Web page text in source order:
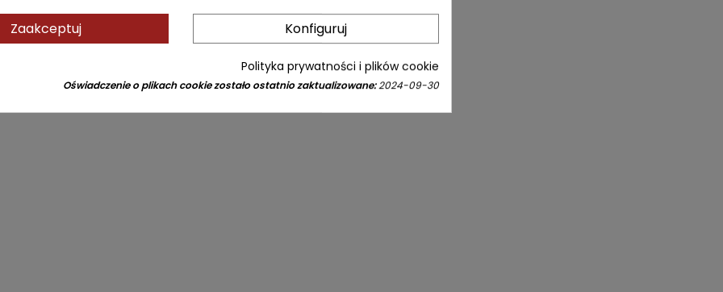
Zaakceptuj Konfiguruj
Polityka prywatności i plików cookie
Oświadczenie o plikach cookie zostało ostatnio zaktualizowane:2024-09-30